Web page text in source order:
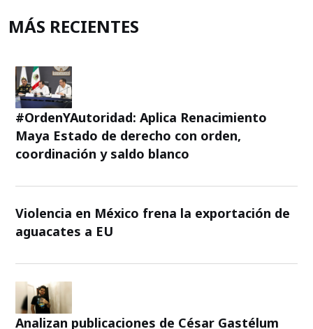
MÁS RECIENTES
#OrdenYAutoridad: Aplica Renacimiento
Maya Estado de derecho con orden,
coordinación y saldo blanco
Violencia en México frena la exportación de
aguacates a EU
Analizan publicaciones de César Gastélum